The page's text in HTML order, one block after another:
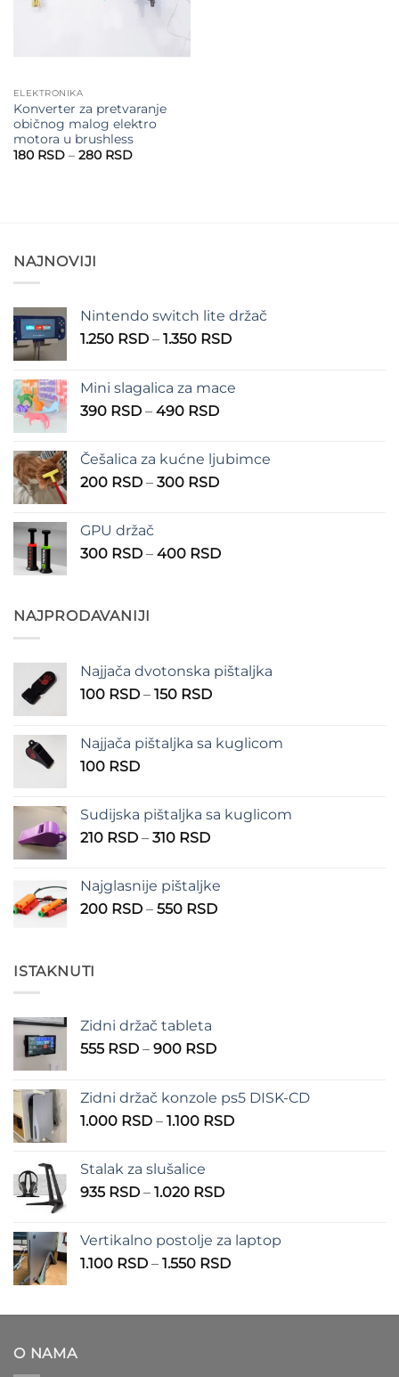
ELEKTRONIKA
Konverter za pretvaranje
običnog malog elektro
motora u brushless
180 RSD – 280 RSDRaspon
NAJNOVIJI
Nintendo switch lite držač
1.250 RSD – 1.350 RSDRaspon
1.250 RSD
Mini slagalica za mace
390 RSD – 490 RSDRaspon
390 RSD
do
Češalica za kućne ljubimce
200 RSD – 300 RSDRaspon
do
GPU držač
300 RSD – 400 RSDRaspon
NAJPRODAVANIJI
Najjača dvotonska pištaljka
100 RSD – 150 RSDRaspon
100 RSD
Najjača pištaljka sa kuglicom
100 RSD
Sudijska pištaljka sa kuglicom
210 RSD – 310 RSDRaspon
210 RSD
do
Najglasnije pištaljke
200 RSD – 550 RSDRaspon
ISTAKNUTI
Zidni držač tableta
555 RSD – 900 RSDRaspon
555 RSD
do
Zidni držač konzole ps5 DISK-CD
1.000 RSD – 1.100 RSDRaspon
Stalak za slušalice
935 RSD – 1.020 RSDRaspon
935 RSD
do
Vertikalno postolje za laptop
1.100 RSD – 1.550 RSDRaspon
1.100 RSD
O NAMA